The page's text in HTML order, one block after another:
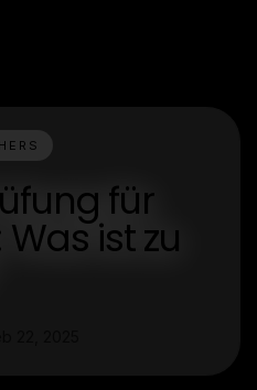
für
ist zu